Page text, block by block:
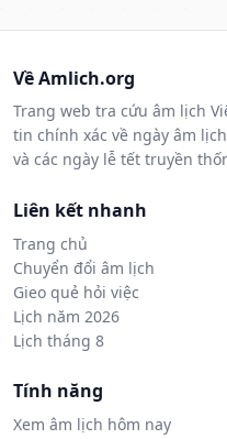
Về Amlich.org
Trang web tra cứu âm lịch
tin chính xác về ngày âm
và các ngày lễ tết truyền
Liên kết nhanh
Trang chủ
Chuyển đổi âm lịch
Gieo quẻ hỏi việc
Lịch năm 2026
Lịch tháng 8
Tính năng
Xem âm lịch hôm nay